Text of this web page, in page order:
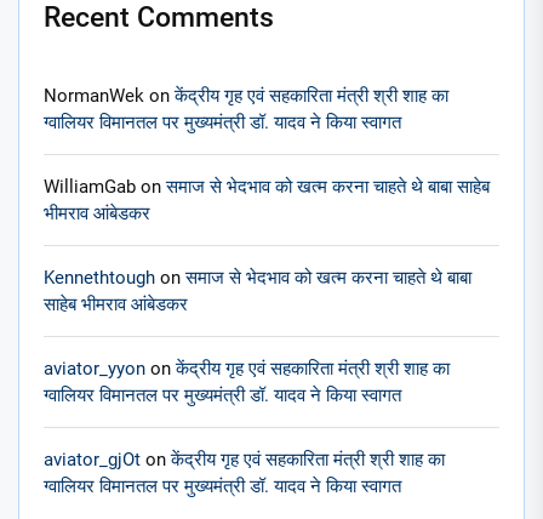
Recent Comments
NormanWek onकेंद्रीय गृह एवं सहकारिता मंत्री श्री शाह का
ग्वालियर विमानतल पर मुख्यमंत्री डॉ. यादव ने किया स्वागत
WilliamGab onसमाज से भेदभाव को खत्म करना चाहते थे बाबा साहेब
भीमराव आंबेडकर
Kennethtough onसमाज से भेदभाव को खत्म करना चाहते थे बाबा
साहेब भीमराव आंबेडकर
aviator_yyon onकेंद्रीय गृह एवं सहकारिता मंत्री श्री शाह का
ग्वालियर विमानतल पर मुख्यमंत्री डॉ. यादव ने किया स्वागत
aviator_gjOt onकेंद्रीय गृह एवं सहकारिता मंत्री श्री शाह का
ग्वालियर विमानतल पर मुख्यमंत्री डॉ. यादव ने किया स्वागत